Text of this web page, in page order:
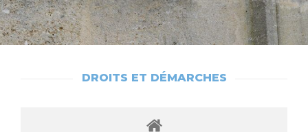
DROITS ET DÉMARCHES